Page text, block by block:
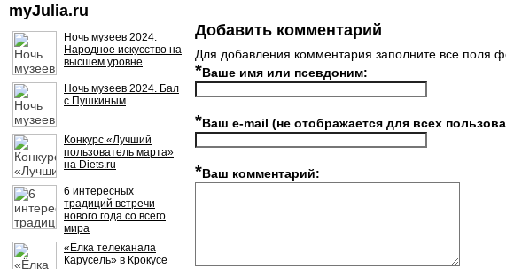
myJulia.ru
Ночь музеев 2024.
Народное искусство на
высшем уровне
Ночь музеев 2024. Бал
с Пушкиным
Конкурс «Лучший
пользователь марта»
на Diets.ru
6 интересных
традиций встречи
нового года со всего
мира
«Ёлка телеканала
Карусель» в Крокусе
Добавить комментарий
Для добавления комментария заполните все поля
*Ваше имя или псевдоним:
*Ваш e-mail (не отображается для всех
*Ваш комментарий: